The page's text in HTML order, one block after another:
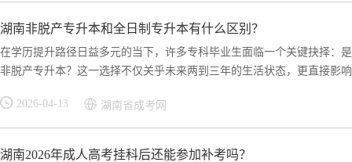
湖南非脱产专升本和全日制专升本有什么区别？
在学历提升路径日益多元的当下，许多专科毕业生面临一个关键抉择：
非脱产专升本？这一选择不仅关乎未来两到三年的生活状态，更直接影
2026-04-13 湖南省成考网
湖南2026年成人高考挂科后还能参加补考吗？